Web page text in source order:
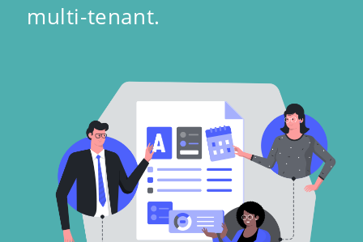
multi-tenant.